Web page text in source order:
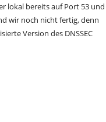
lokal bereits auf Port 53 und
wir noch nicht fertig, denn
Version des DNSSEC